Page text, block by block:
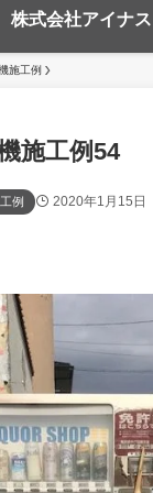
施工例
施工例54
例 2020年1月15日